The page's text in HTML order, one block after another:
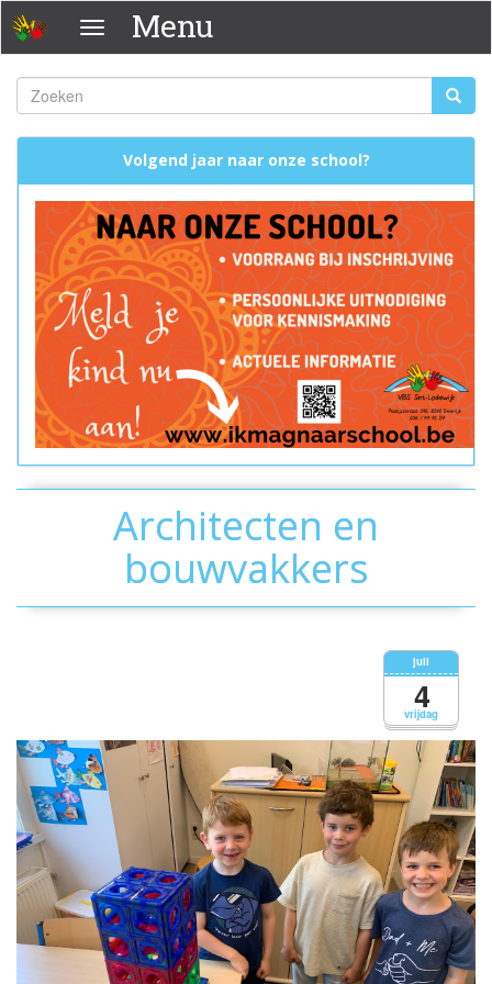
Overslaan
en
naar
de
inhoud
gaan
Menu Menu
Zoekveld
Zoeken
Volgend jaar naar onze school?
Architecten en
bouwvakkers
vrijdag
juli
4